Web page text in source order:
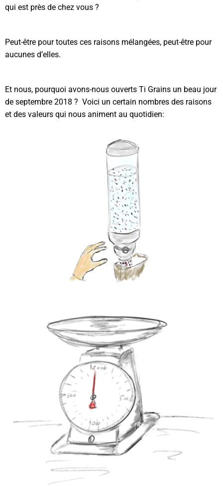
qui est près de chez vous ?
Peut-être pour toutes ces raisons mélangées, peut-être pour
aucunes d’elles.
Et nous, pourquoi avons-nous ouverts Ti Grains un beau jour
de septembre 2018 ? Voici un certain nombres des raisons
et des valeurs qui nous animent au quotidien: